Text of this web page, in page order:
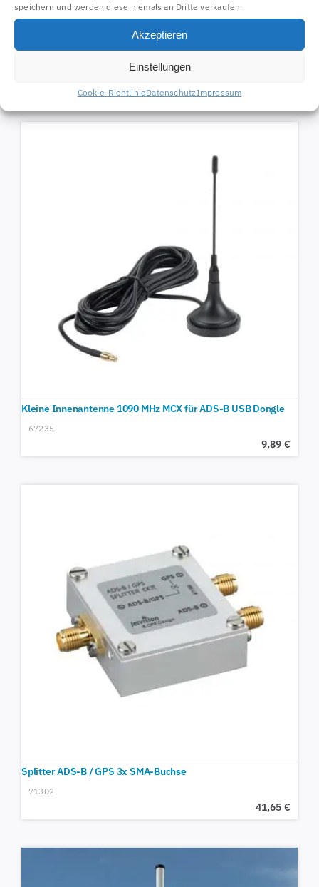
speichern und werden diese niemals an Dritte verkaufen.
Akzeptieren
Einstellungen
Cookie-RichtlinieDatenschutzImpressum
Kleine Innenantenne 1090 MHz MCX für ADS-B USB Dongle
67235
9,89 €
Splitter ADS-B / GPS 3x SMA-Buchse
71302
41,65 €